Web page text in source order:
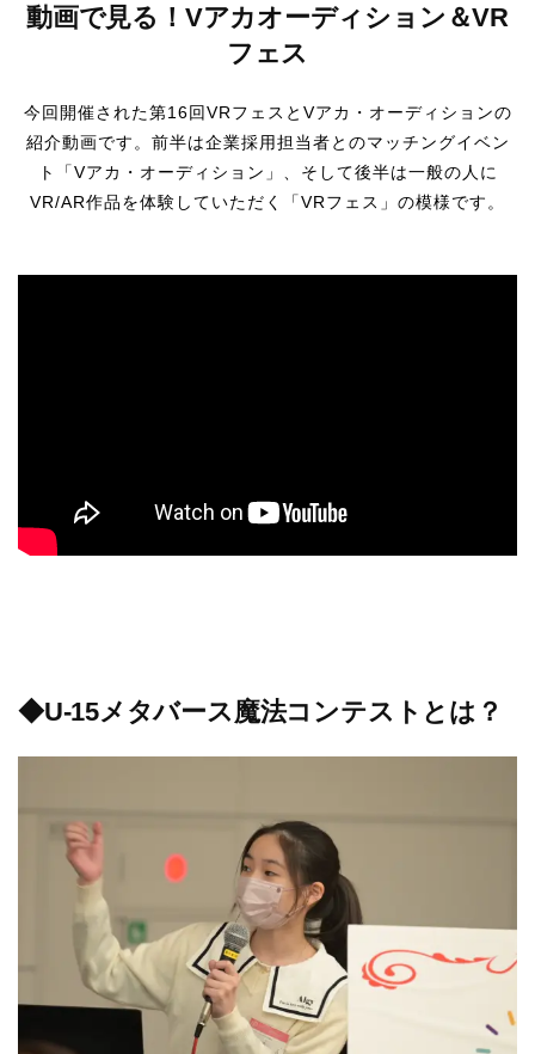
動画で見る！Vアカオーディション＆VR
フェス
今回開催された第16回VRフェスとVアカ・オーディションの
紹介動画です。前半は企業採用担当者とのマッチングイベン
ト「Vアカ・オーディション」、そして後半は一般の人に
VR/AR作品を体験していただく「VRフェス」の模様です。
◆U-15メタバース魔法コンテストとは？